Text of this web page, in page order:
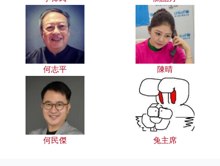
何志平 陳晴
何民傑 兔主席